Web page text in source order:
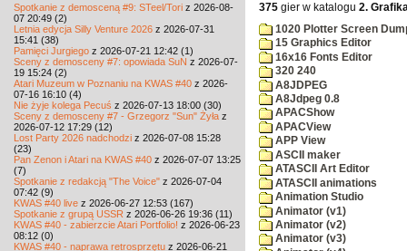
Spotkanie z demosceną #9: STeel/Tori z 2026-08-
07 20:49 (2)
Letnia edycja Silly Venture 2026 z 2026-07-31
15:41 (38)
Pamięci Jurgiego z 2026-07-21 12:42 (1)
Sceny z demosceny #7: opowiada SuN z 2026-07-
19 15:24 (2)
Atari Muzeum w Poznaniu na KWAS #40 z 2026-
07-16 16:10 (4)
Nie żyje kolega Pecuś z 2026-07-13 18:00 (30)
Sceny z demosceny #7 - Grzegorz "Sun" Żyła z
2026-07-12 17:29 (12)
Lost Party 2026 nadchodzi z 2026-07-08 15:28
(23)
Pan Zenon i Atari na KWAS #40 z 2026-07-07 13:25
(7)
Spotkanie z redakcją "The Voice" z 2026-07-04
07:42 (9)
KWAS #40 live z 2026-06-27 12:53 (167)
Spotkanie z grupą USSR z 2026-06-26 19:36 (11)
KWAS #40 - zabierzcie Atari Portfolio! z 2026-06-23
08:12 (0)
KWAS #40 - naprawa retrosprzętu z 2026-06-21
375 gier w katalogu 2.
1020 Plotter Screen
15 Graphics Editor
16x16 Fonts Editor
320 240
A8JDPEG
A8Jdpeg 0.8
APACShow
APACView
APP View
ASCII maker
ATASCII Art Editor
ATASCII animations
Animation Studio
Animator (v1)
Animator (v2)
Animator (v3)